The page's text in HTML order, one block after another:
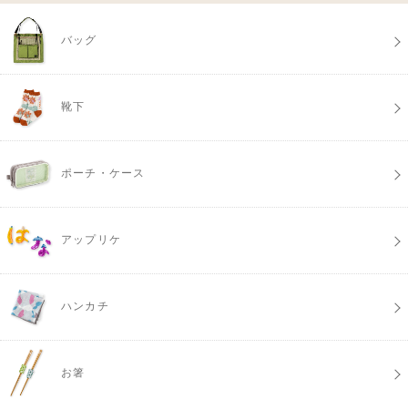
バッグ
靴下
ポーチ・ケース
アップリケ
ハンカチ
お箸